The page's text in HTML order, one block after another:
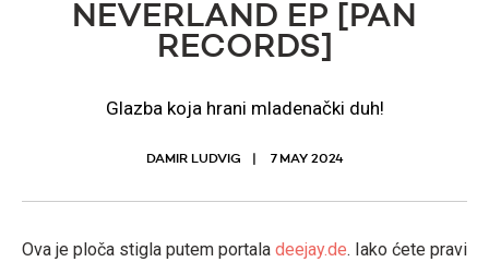
NEVERLAND EP [PAN
RECORDS]
Glazba koja hrani mladenački duh!
DAMIR LUDVIG 7 MAY 2024
Ova je ploča stigla putem portala deejay.de. Iako ćete pravi